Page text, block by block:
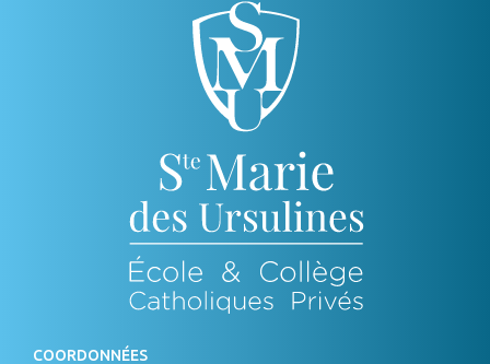
COORDONNÉES